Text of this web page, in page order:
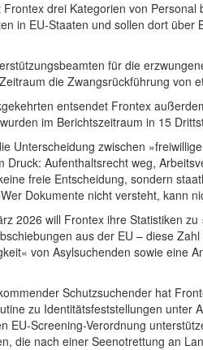
drei Kategorien von
in EU-Staaten und sollen dort
für die
die Zwangsrückführung von
entsendet Frontex
im Berichtszeitraum in 15
Unterscheidung zwischen
Aufenthaltsrecht weg,
freie Entscheidung, sondern
Dokumente nicht versteht, kann
2026 will Frontex ihre Statistiken
aus der EU – diese
von Asylsuchenden sowie eine
Schutzsuchender hat
zu Identitätsfeststellungen unter
EU-Screening-Verordnung
die nach einer Seenotrettung an